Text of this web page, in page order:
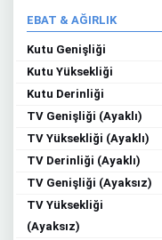
EBAT & AĞIRLIK
Kutu Genişliği
Kutu Yüksekliği
Kutu Derinliği
TV Genişliği (Ayaklı)
TV Yüksekliği (Ayaklı)
TV Derinliği (Ayaklı)
TV Genişliği (Ayaksız)
TV Yüksekliği
(Ayaksız)